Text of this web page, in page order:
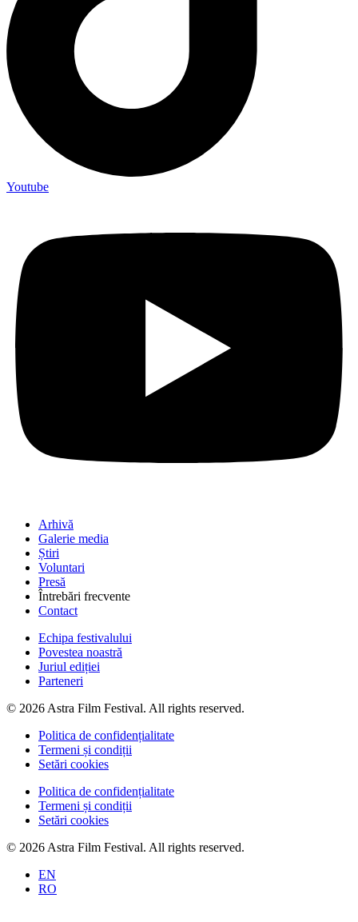
Youtube
Arhivă
Galerie media
Știri
Voluntari
Presă
Întrebări frecvente
Contact
Echipa festivalului
Povestea noastră
Juriul ediției
Parteneri
© 2026 Astra Film Festival. All rights reserved.
Politica de confidențialitate
Termeni și condiții
Setări cookies
Politica de confidențialitate
Termeni și condiții
Setări cookies
© 2026 Astra Film Festival. All rights reserved.
EN
RO